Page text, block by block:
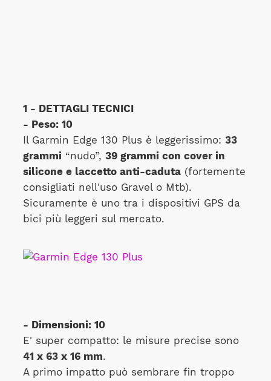
1 - DETTAGLI TECNICI
- Peso: 10
Il Garmin Edge 130 Plus è leggerissimo: 33
grammi“nudo”, 39 grammi con cover in
silicone e laccetto anti-caduta(fortemente
consigliati nell'uso Gravel o Mtb).
Sicuramente è uno tra i dispositivi GPS da
bici più leggeri sul mercato.
- Dimensioni: 10
E' super compatto: le misure precise sono
41 x 63 x 16 mm.
A primo impatto può sembrare fin troppo